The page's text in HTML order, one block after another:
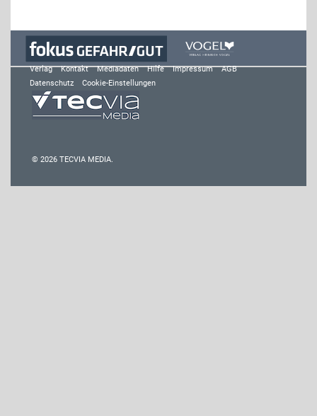
Verlag Kontakt Mediadaten Hilfe Impressum
AGB
Datenschutz
Cookie-Einstellungen
© 2026 TECVIA MEDIA.